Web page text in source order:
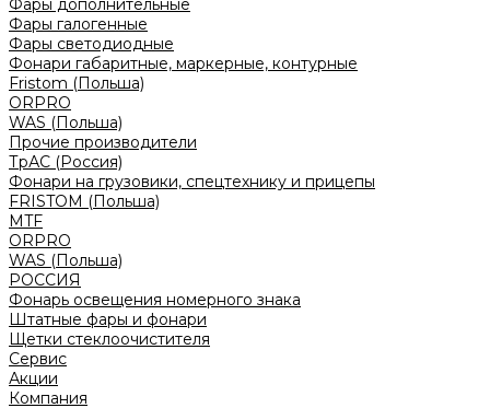
Фары дополнительные
Фары галогенные
Фары светодиодные
Фонари габаритные, маркерные, контурные
Fristom (Польша)
ORPRO
WAS (Польша)
Прочие производители
ТрАС (Россия)
Фонари на грузовики, спецтехнику и прицепы
FRISTOM (Польша)
MTF
ORPRO
WAS (Польша)
РОССИЯ
Фонарь освещения номерного знака
Штатные фары и фонари
Щетки стеклоочистителя
Сервис
Акции
Компания